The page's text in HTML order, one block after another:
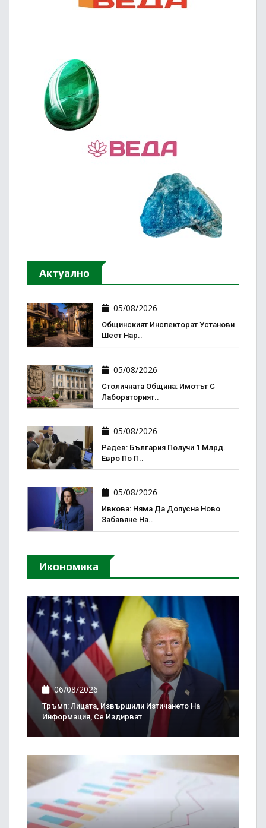
Актуално
05/08/2026
Общинският Инспекторат Установи
Шест Нар..
05/08/2026
Столичната Община: Имотът С
Лабораторият..
05/08/2026
Радев: България Получи 1 Млрд.
Евро По П..
05/08/2026
Ивкова: Няма Да Допусна Ново
Забавяне На..
Икономика
06/08/2026
Тръмп: Лицата, Извършили Изтичането На
Информация, Се Издирват